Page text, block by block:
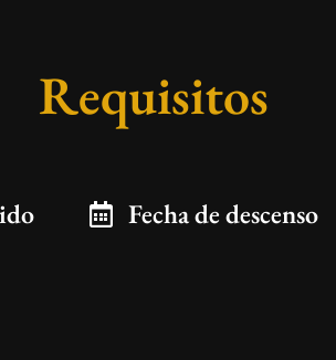
Requisitos
Fecha de descenso